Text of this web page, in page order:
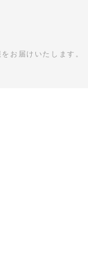
お届けいたします。